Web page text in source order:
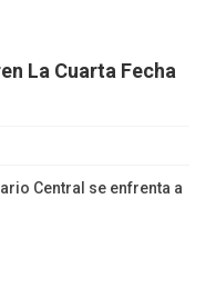
La Cuarta Fecha
Central se enfrenta a